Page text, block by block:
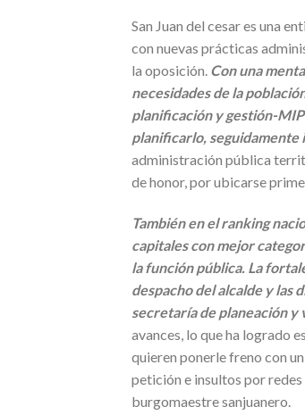
San Juan del cesar es una
con nuevas prácticas
la oposición. Con una
necesidades de la
planificación y gestión-
planificarlo,
administración pública
de honor, por ubicarse
También en el ranking
capitales con mejor
la función pública. La
despacho del alcalde y las
secretaría de planeación y
avances, lo que ha logrado
quieren ponerle freno con
petición e insultos por
burgomaestre sanjuanero.